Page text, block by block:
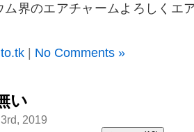
ム界のエアチャームよろしくエ
| No Comments »
い
2019